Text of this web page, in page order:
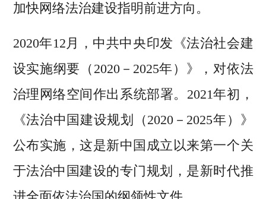
加快网络法治建设指明前进方向。
2020年12月，中共中央印发《法治社会建
设实施纲要（2020－2025年）》，对依法
治理网络空间作出系统部署。2021年初，
《法治中国建设规划（2020－2025年）》
公布实施，这是新中国成立以来第一个关
于法治中国建设的专门规划，是新时代推